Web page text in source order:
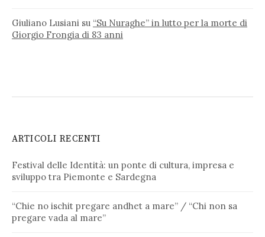
Giuliano Lusiani su “Su Nuraghe” in lutto per la morte di
Giorgio Frongia di 83 anni
ARTICOLI RECENTI
Festival delle Identità: un ponte di cultura, impresa e
sviluppo tra Piemonte e Sardegna
“Chie no ischit pregare andhet a mare” / “Chi non sa
pregare vada al mare”